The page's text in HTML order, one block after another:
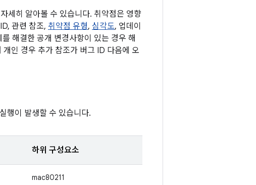
세히 알아볼 수 있습니다. 취약점은 영향
관련 참조, 취약점 유형, 심각도, 업데이
해결한 공개 변경사항이 있는 경우 해
인 경우 추가 참조가 버그 ID 다음에 오
행이 발생할 수 있습니다.
하위 구성요소
mac80211